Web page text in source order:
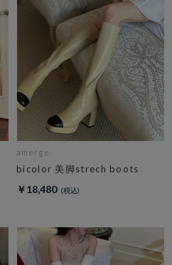
amerge.
bicolor 美脚strech boots
￥18,480